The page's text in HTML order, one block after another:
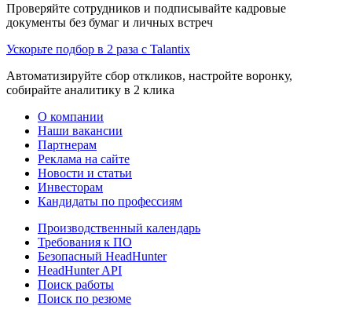
Проверяйте сотрудников и подписывайте кадровые
документы без бумаг и личных встреч
Ускорьте подбор в 2 раза с Talantix
Автоматизируйте сбор откликов, настройте воронку,
собирайте аналитику в 2 клика
О компании
Наши вакансии
Партнерам
Реклама на сайте
Новости и статьи
Инвесторам
Кандидаты по профессиям
Производственный календарь
Требования к ПО
Безопасный HeadHunter
HeadHunter API
Поиск работы
Поиск по резюме